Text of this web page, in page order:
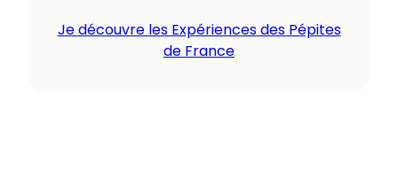
Je découvre les Expériences des Pépites
de France